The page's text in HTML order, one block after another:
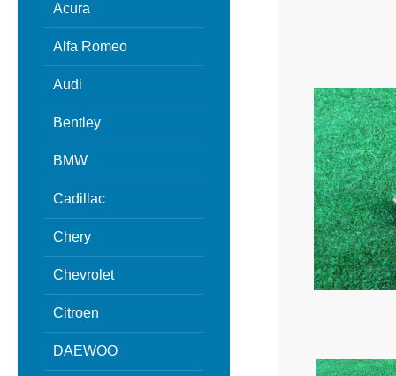
Acura
Alfa Romeo
Audi
Bentley
BMW
Cadillac
Chery
Chevrolet
Citroen
DAEWOO